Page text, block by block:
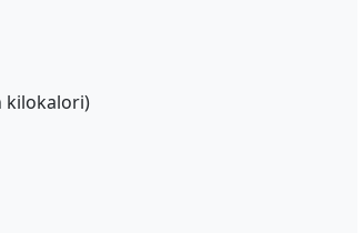
kilokalori)